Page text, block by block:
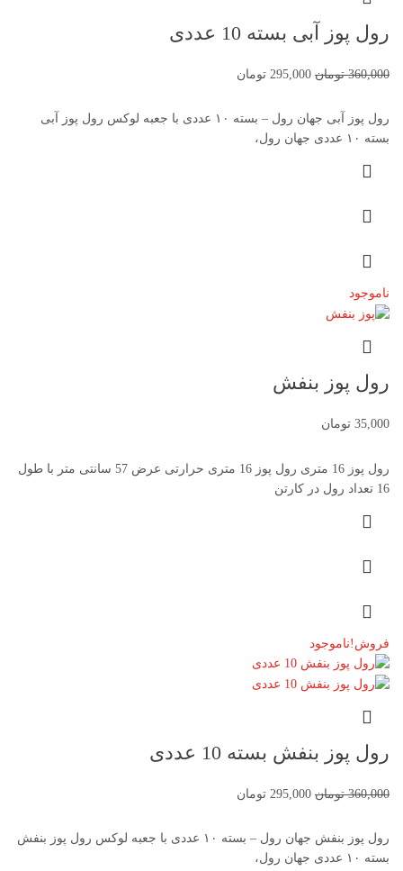
رول پوز آبی بسته 10 عددی
360,000 تومان 295,000 تومان
رول پوز آبی جهان رول – بسته ۱۰ عددی با جعبه لوکس رول پوز آبی
بسته ۱۰ عددی جهان رول،
ناموجود
رول پوز بنفش
35,000 تومان
رول پوز 16 متری رول پوز 16 متری حرارتی عرض 57 سانتی متر با طول
16 تعداد رول در کارتن
فروش!ناموجود
رول پوز بنفش بسته 10 عددی
360,000 تومان 295,000 تومان
رول پوز بنفش جهان رول – بسته ۱۰ عددی با جعبه لوکس رول پوز بنفش
بسته ۱۰ عددی جهان رول،